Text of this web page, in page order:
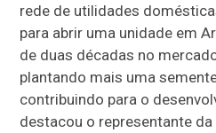
rede de utilidades
para abrir uma unidade em
de duas décadas no
plantando mais uma
contribuindo para o
destacou o representante da